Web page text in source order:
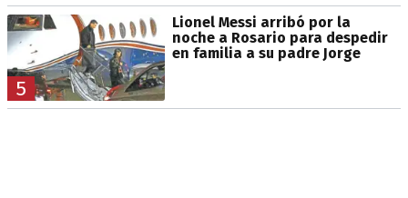
5
Lionel Messi arribó por la
noche a Rosario para despedir
en familia a su padre Jorge